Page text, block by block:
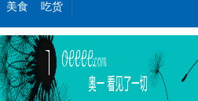
美食
吃货